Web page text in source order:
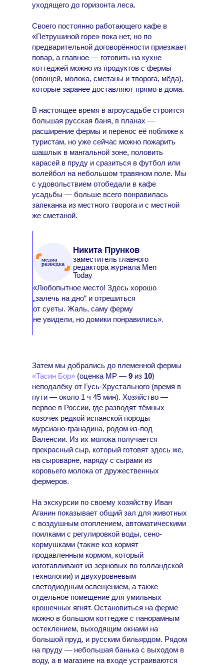
уходящего до горизонта леса.
Своего постоянно работающего кафе в
«Петрушиной горе» пока нет, но по
предварительной договорённости приезжает
повар, а главное — готовить на кухне
коттеджей можно из продуктов с фермы
(овощей, молока, сметаны и творога, мёда),
которые заранее доставляют прямо в дома.
В настоящее время в агроусадьбе строится
большая русская баня, в планах —
расширение фермы и перенос её поближе к
туристам, но уже сейчас можно пожарить
шашлык в мангальной зоне, половить
карасей в пруду и сразиться в футбол или
волейбол на небольшом травяном поле. Мы
с удовольствием отобедали в кафе
усадьбы — больше всего понравилась
запеканка из местного творога и с местной
же сметаной.
Никита Прунков
заместитель главного
редактора журнала Men
Today
«Любопытное место! Здесь хорошо
„залечь на дно“ и отрешиться
от суеты. Жаль, саму ферму
не увидели, но домики понравились».
Затем мы добрались до племенной фермы
«Тасин Бор» (оценка МР — 9 из 10)
неподалёку от Гусь-Хрустального (время в
пути — около 1 ч 45 мин). Хозяйство —
первое в России, где разводят тёмных
козочек редкой испанской породы
мурсиано-гранадина, родом из-под
Валенсии. Из их молока получается
прекрасный сыр, который готовят здесь же,
на сыроварне, наряду с сырами из
коровьего молока от дружественных
фермеров.
На экскурсии по своему хозяйству Иван
Аганин показывает общий зал для животных
с воздушным отоплением, автоматическими
поилками с регулировкой воды, сено-
кормушками (также коз кормят
продавленным кормом, который
изготавливают из зерновых по голландской
технологии) и двухуровневым
светодиодным освещением, а также
отдельное помещение для умильных
крошечных ягнят. Остановиться на ферме
можно в большом коттедже с панорамным
остеклением, выходящим окнами на
большой пруд, и русским бильярдом. Рядом
на пруду — небольшая банька с выходом в
воду, а в магазине на входе устраиваются